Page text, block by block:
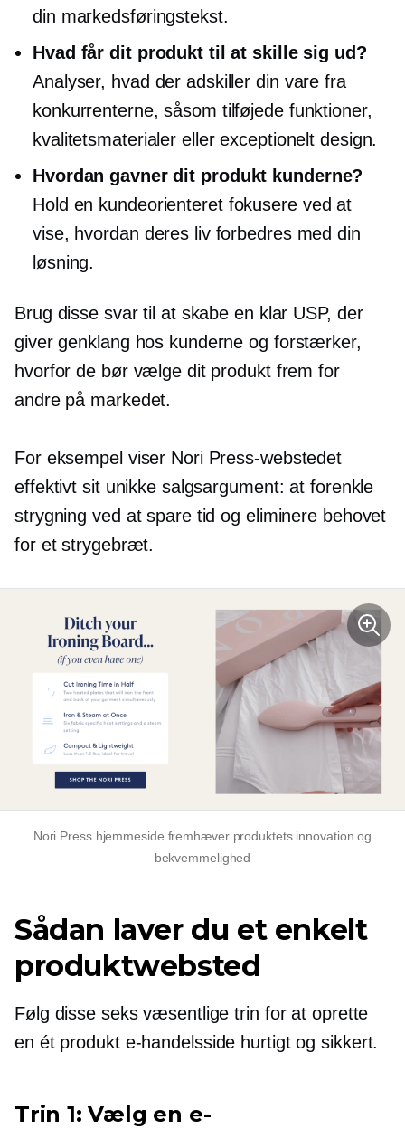
din markedsføringstekst.
Hvad får dit produkt til at skille sig ud?
Analyser, hvad der adskiller din vare fra
konkurrenterne, såsom tilføjede funktioner,
kvalitetsmaterialer eller exceptionelt design.
Hvordan gavner dit produkt kunderne?
Hold en kundeorienteretfokusere ved at
vise, hvordan deres liv forbedres med din
løsning.
Brug disse svar til at skabe en klar USP, der
giver genklang hos kunderne og forstærker,
hvorfor de bør vælge dit produkt frem for
andre på markedet.
For eksempel viser Nori Press-webstedet
effektivt sit unikke salgsargument: at forenkle
strygning ved at spare tid og eliminere behovet
for et strygebræt.
Nori Press hjemmeside fremhæver produktets innovation og
bekvemmelighed
Sådan laver du et enkelt
produktwebsted
Følg disse seks væsentlige trin for at oprette
en ét produkte-handelsside hurtigt og sikkert.
Trin 1: Vælg en e-